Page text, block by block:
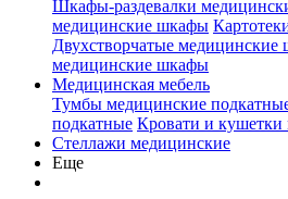
Шкафы-раздевалки
медицинские шкафы
Двухстворчатые
медицинские шкафы
Медицинская мебель
Тумбы медицинские
подкатные Кровати и кушетки
Стеллажи медицинские
Еще